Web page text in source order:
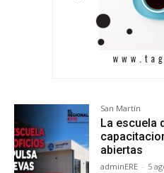
San Martín
La escuela
abiertas
adminERE - 5